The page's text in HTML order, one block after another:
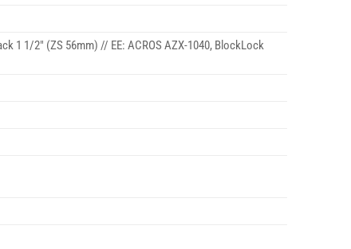
1 1/2″ (ZS 56mm) // EE: ACROS AZX-1040, BlockLock